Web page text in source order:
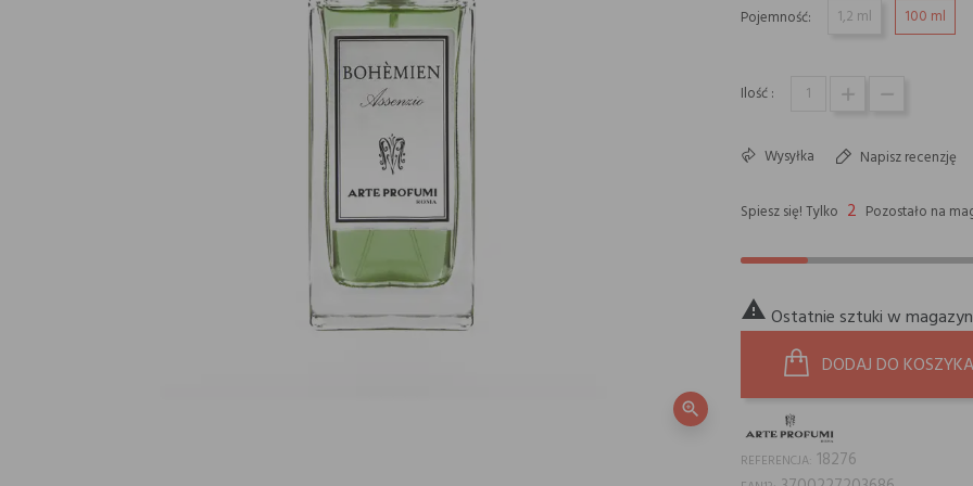
zoom_in
Pojemność: 1,2 ml 100 ml
Ilość :
Wysyłka Napisz recenzję
Spiesz się! Tylko 2 Pozostało na
 Ostatnie sztuki w
DODAJ DO KOSZYKA
REFERENCJA: 18276